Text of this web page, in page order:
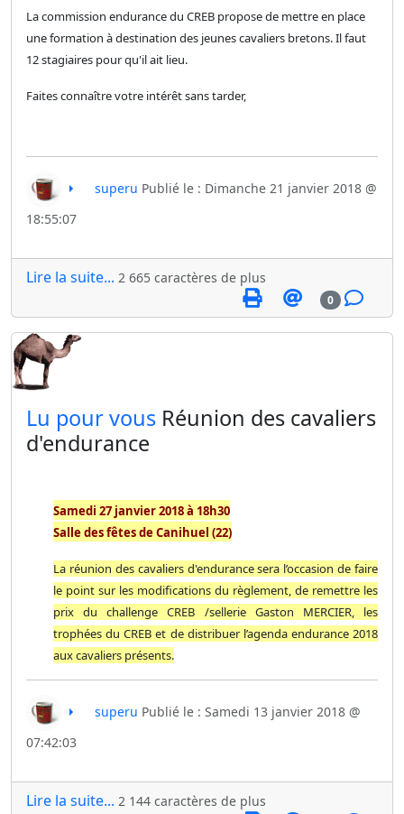
La commission endurance du CREB propose de mettre en place
une formation à destination des jeunes cavaliers bretons. Il faut
12 stagiaires pour qu'il ait lieu.
Faites connaître votre intérêt sans tarder,
superu Publié le : Dimanche 21 janvier 2018 @
18:55:07
Lire la suite... 2 665 caractères de plus
0
​Lu pour vous Réunion des cavaliers
d'endurance
Samedi 27 janvier 2018 à 18h30
Salle des fêtes de Canihuel (22)
La réunion des cavaliers d'endurance sera l’occasion de faire
le point sur les modifications du règlement, de remettre les
prix du challenge CREB /sellerie Gaston MERCIER, les
trophées du CREB et de distribuer l’agenda endurance 2018
aux cavaliers présents.
superu Publié le : Samedi 13 janvier 2018 @
07:42:03
Lire la suite... 2 144 caractères de plus